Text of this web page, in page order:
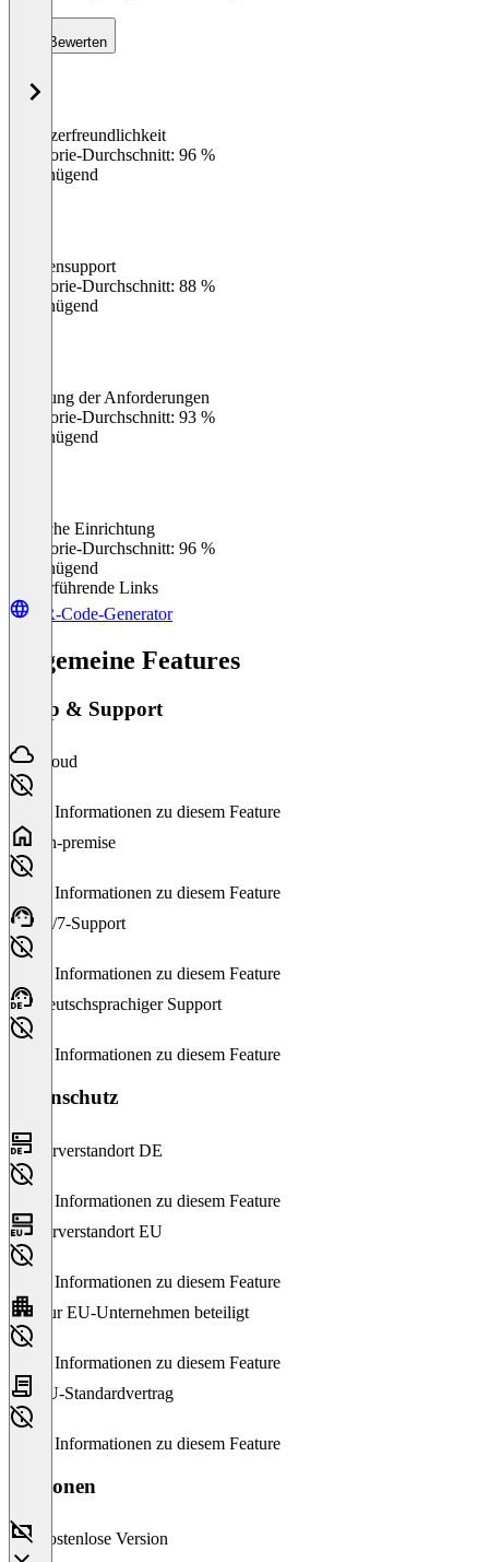
Bewerten
Benutzerfreundlichkeit
Kategorie-Durchschnitt: 96 %
Ungenügend
Kundensupport
Kategorie-Durchschnitt: 88 %
Ungenügend
Erfüllung der Anforderungen
Kategorie-Durchschnitt: 93 %
Ungenügend
Einfache Einrichtung
Kategorie-Durchschnitt: 96 %
Ungenügend
Weiterführende Links
QR-Code-Generator
Allgemeine Features
Setup & Support
Cloud
Keine Informationen zu diesem Feature
On-premise
Keine Informationen zu diesem Feature
24/7-Support
Keine Informationen zu diesem Feature
Deutschsprachiger Support
Keine Informationen zu diesem Feature
Datenschutz
Serverstandort DE
Keine Informationen zu diesem Feature
Serverstandort EU
Keine Informationen zu diesem Feature
Nur EU-Unternehmen beteiligt
Keine Informationen zu diesem Feature
EU-Standardvertrag
Keine Informationen zu diesem Feature
Versionen
Kostenlose Version